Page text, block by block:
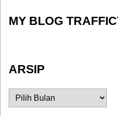
MY BLOG
ARSIP
ARSIP